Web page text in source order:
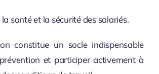
santé et la sécurité des salariés.
constitue un socle indispensable
et participer activement à